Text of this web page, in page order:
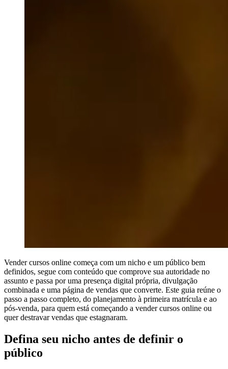
Vender cursos online começa com um nicho e um público bem
definidos, segue com conteúdo que comprove sua autoridade no
assunto e passa por uma presença digital própria, divulgação
combinada e uma página de vendas que converte. Este guia reúne o
passo a passo completo, do planejamento à primeira matrícula e ao
pós-venda, para quem está começando a vender cursos online ou
quer destravar vendas que estagnaram.
Defina seu nicho antes de definir o
público